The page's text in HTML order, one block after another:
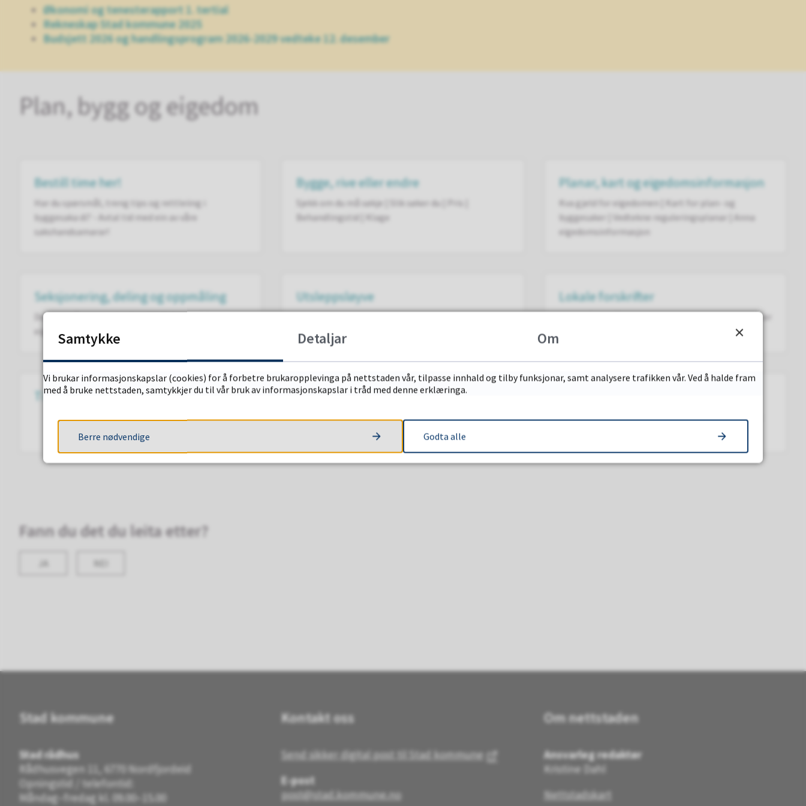
Økonomi og tenesterapport 1. tertial
Rekneskap Stad kommune 2025
Budsjett 2026 og handlingsprogram 2026-2029 vedteke 12. desember
Plan, bygg og eigedom
Bestill time her!
Har du spørsmål, treng tips og rettleiing i
byggesaka di? - Avtal tid med ein av våre
sakshandsamarar!
Bygge, rive eller endre
Sjekk om du må søkje | Slik søker du | Pris |
Behandlingstid | Klage
Planar, kart og eigedomsinformasjon
Kva gjeld for eigedomen | Kart for plan- og
byggesaker | Vedtekne reguleringsplanar | Anna
eigedomsinformasjon
Seksjonering, deling og oppmåling
Dele og slå saman eigedom | Seksjonere | Kartlegge
eigedomsgrense
Utsleppsløyve Lokale forskrifter
Lokale forskrifter bestemmer private personar eller
Tilsynssamarbeid Bustadtomter for sal
Kommunale bustadtomter for sal
Næringsareal for sal | Utleie kommunale bygg og
Fann du det du leita etter?
Stad kommune
Stad rådhus
Rådhusvegen 11, 6770 Nordfjordeid
Opningstid / telefontid:
Måndag–fredag kl. 09.00–15.00
Kontakt oss
Send sikker digital post til Stad kommune
E-post
post@stad.kommune.no
Om nettstaden
Ansvarleg redaktør
Kristine Dahl
Nettstadskart
Samtykke Detaljar Om
Vi brukar informasjonskapslar (cookies) for å forbetre brukaropplevinga på nettstaden vår, tilpasse innhald og tilby funksjonar, samt analysere trafikken vår. Ved å halde fram
med å bruke nettstaden, samtykkjer du til vår bruk av informasjonskapslar i tråd med denne erklæringa.
Berre nødvendige Godta alle